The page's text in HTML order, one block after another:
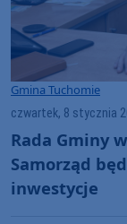
Gmina Tuchomie
czwartek, 8 stycznia
Rada Gminy
Samorząd
inwestycje